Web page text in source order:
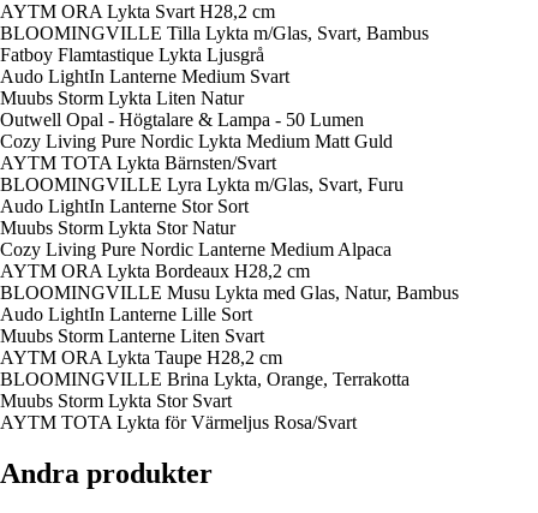
AYTM ORA Lykta Svart H28,2 cm
BLOOMINGVILLE Tilla Lykta m/Glas, Svart, Bambus
Fatboy Flamtastique Lykta Ljusgrå
Audo LightIn Lanterne Medium Svart
Muubs Storm Lykta Liten Natur
Outwell Opal - Högtalare & Lampa - 50 Lumen
Cozy Living Pure Nordic Lykta Medium Matt Guld
AYTM TOTA Lykta Bärnsten/Svart
BLOOMINGVILLE Lyra Lykta m/Glas, Svart, Furu
Audo LightIn Lanterne Stor Sort
Muubs Storm Lykta Stor Natur
Cozy Living Pure Nordic Lanterne Medium Alpaca
AYTM ORA Lykta Bordeaux H28,2 cm
BLOOMINGVILLE Musu Lykta med Glas, Natur, Bambus
Audo LightIn Lanterne Lille Sort
Muubs Storm Lanterne Liten Svart
AYTM ORA Lykta Taupe H28,2 cm
BLOOMINGVILLE Brina Lykta, Orange, Terrakotta
Muubs Storm Lykta Stor Svart
AYTM TOTA Lykta för Värmeljus Rosa/Svart
Andra produkter